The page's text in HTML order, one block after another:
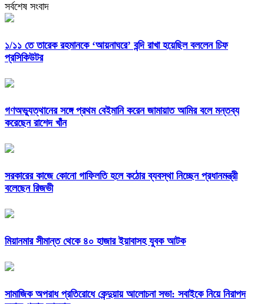
সর্বশেষ সংবাদ
১/১১ তে তারেক রহমানকে ‘আয়নাঘরে’ বন্দি রাখা হয়েছিল বললেন চিফ
প্রসিকিউটর
গণঅভ্যুত্থানের সঙ্গে প্রথম বেইমানি করেন জামায়াত আমির বলে মন্তব্য
করেছেন রাশেদ খাঁন
সরকারের কাজে কোনো গাফিলতি হলে কঠোর ব্যবস্থা নিচ্ছেন প্রধানমন্ত্রী
বলেছেন রিজভী
মিয়ানমার সীমান্ত থেকে ৪০ হাজার ইয়াবাসহ যুবক আটক
সামাজিক অপরাধ প্রতিরোধে কেন্দুয়ায় আলোচনা সভা: সবাইকে নিয়ে নিরাপদ